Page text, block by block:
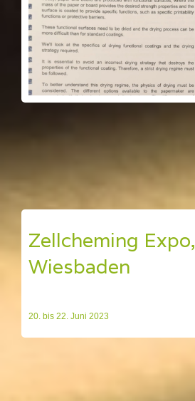
Zellcheming Expo,
Wiesbaden
20. bis 22. Juni 2023